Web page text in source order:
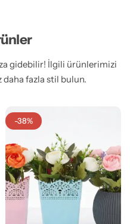
gidebilir! İlgili ürünlerimizi
daha fazla stil bulun.
-38%